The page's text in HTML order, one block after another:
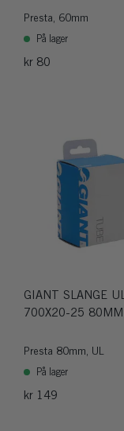
Presta, 60mm
På lager
kr 80
GIANT SLANGE UL
700X20-25 80MM
Presta 80mm, UL
På lager
kr 149